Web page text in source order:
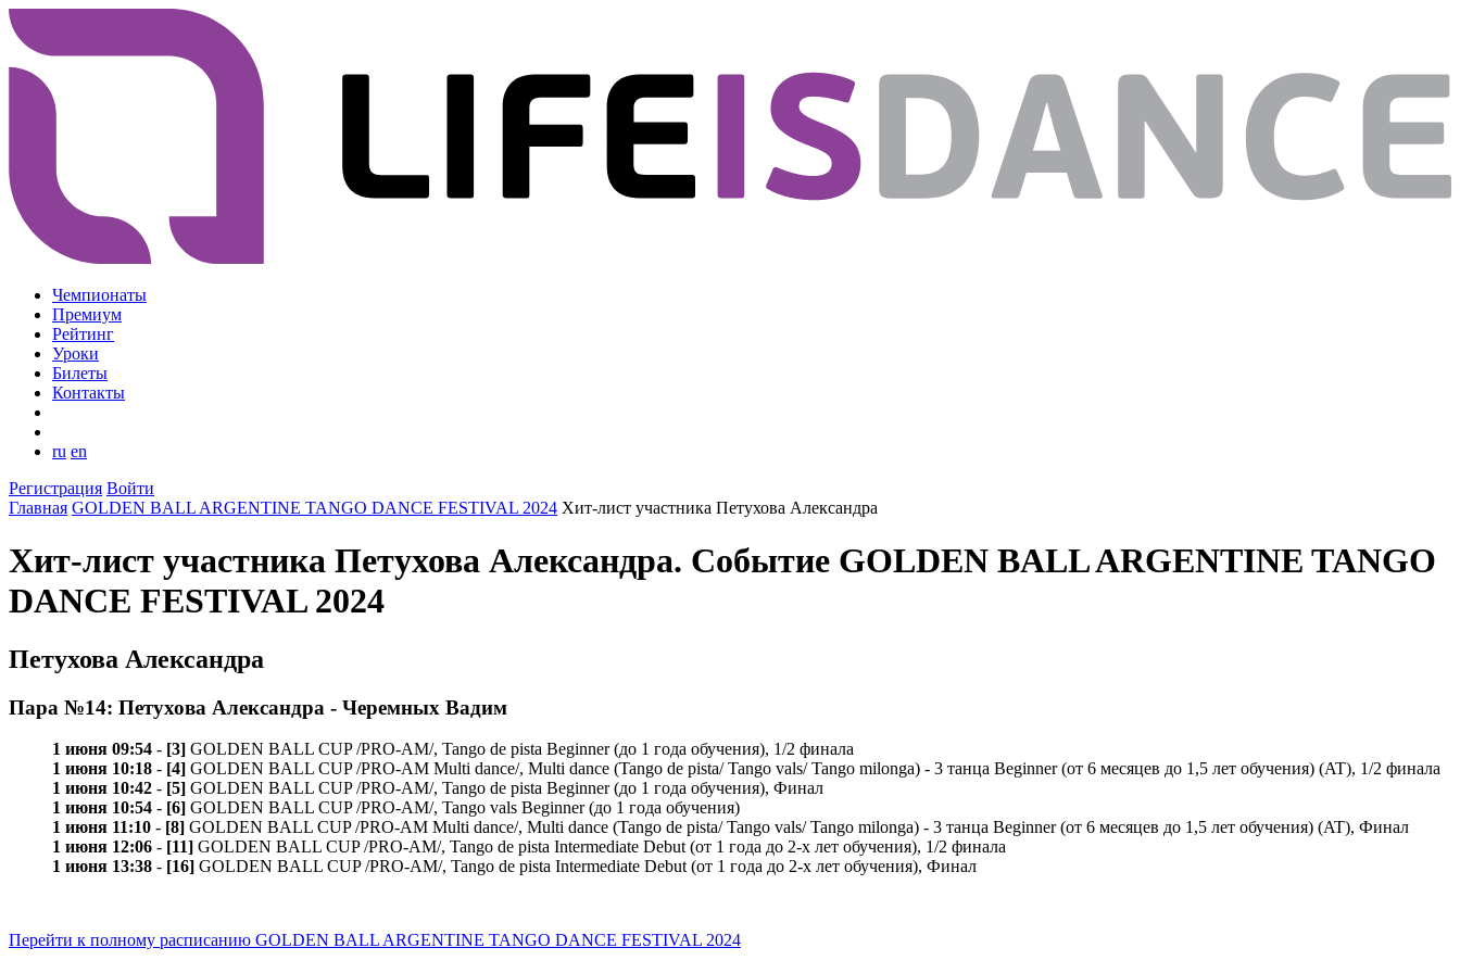
Чемпионаты
Премиум
Рейтинг
Уроки
Билеты
Контакты
ru en
Регистрация Войти
Главная GOLDEN BALL ARGENTINE TANGO DANCE FESTIVAL 2024 Хит-лист участника Петухова Александра
Хит-лист участника Петухова Александра. Событие GOLDEN BALL ARGENTINE TANGO
DANCE FESTIVAL 2024
Петухова Александра
Пара №14: Петухова Александра - Черемных Вадим
1 июня 09:54 - [3] GOLDEN BALL CUP /PRO-AM/, Tango de pista Beginner (до 1 года обучения), 1/2 финала
1 июня 10:18 - [4] GOLDEN BALL CUP /PRO-AM Multi dance/, Multi dance (Tango de pista/ Tango vals/ Tango milonga) - 3 танца Beginner (от 6 месяцев до 1,5 лет обучения) (AT), 1/2 финала
1 июня 10:42 - [5] GOLDEN BALL CUP /PRO-AM/, Tango de pista Beginner (до 1 года обучения), Финал
1 июня 10:54 - [6] GOLDEN BALL CUP /PRO-AM/, Tango vals Beginner (до 1 года обучения)
1 июня 11:10 - [8] GOLDEN BALL CUP /PRO-AM Multi dance/, Multi dance (Tango de pista/ Tango vals/ Tango milonga) - 3 танца Beginner (от 6 месяцев до 1,5 лет обучения) (AT), Финал
1 июня 12:06 - [11] GOLDEN BALL CUP /PRO-AM/, Tango de pista Intermediate Debut (от 1 года до 2-х лет обучения), 1/2 финала
1 июня 13:38 - [16] GOLDEN BALL CUP /PRO-AM/, Tango de pista Intermediate Debut (от 1 года до 2-х лет обучения), Финал
Перейти к полному расписанию GOLDEN BALL ARGENTINE TANGO DANCE FESTIVAL 2024